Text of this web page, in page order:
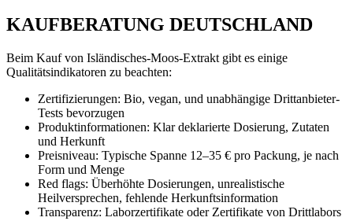
KAUFBERATUNG DEUTSCHLAND
Beim Kauf von Isländisches-Moos-Extrakt gibt es einige
Qualitätsindikatoren zu beachten:
Zertifizierungen: Bio, vegan, und unabhängige Drittanbieter-
Tests bevorzugen
Produktinformationen: Klar deklarierte Dosierung, Zutaten
und Herkunft
Preisniveau: Typische Spanne 12–35 € pro Packung, je nach
Form und Menge
Red flags: Überhöhte Dosierungen, unrealistische
Heilversprechen, fehlende Herkunftsinformation
Transparenz: Laborzertifikate oder Zertifikate von Drittlabors